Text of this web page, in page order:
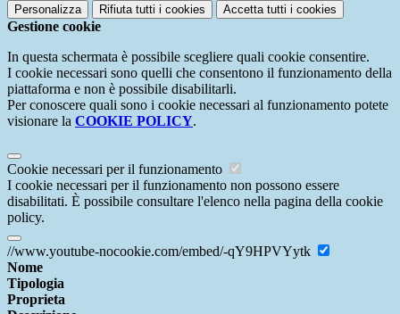
Personalizza Rifiuta tutti i cookies Accetta tutti i cookies
Gestione cookie
In questa schermata è possibile scegliere quali cookie consentire.
I cookie necessari sono quelli che consentono il funzionamento della
piattaforma e non è possibile disabilitarli.
Per conoscere quali sono i cookie necessari al funzionamento potete
visionare la COOKIE POLICY.
Cookie necessari per il funzionamento
I cookie necessari per il funzionamento non possono essere
disabilitati. È possibile consultare l'elenco nella pagina della cookie
policy.
//www.youtube-nocookie.com/embed/-qY9HPVYytk
Nome
Tipologia
Proprieta